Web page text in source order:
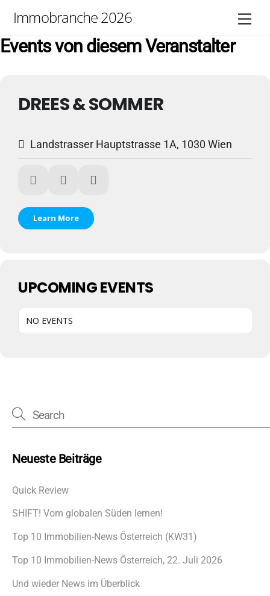
content
Immobranche 2026
Events von diesem Veranstalter
DREES & SOMMER
Landstrasser Hauptstrasse 1A, 1030 Wien
Learn More
UPCOMING EVENTS
NO EVENTS
Neueste Beiträge
Quick Review
SHIFT! Vom globalen Süden lernen!
Top 10 Immobilien-News Österreich (KW31)
Top 10 Immobilien-News Österreich, 22. Juli 2026
Und wieder News im Überblick